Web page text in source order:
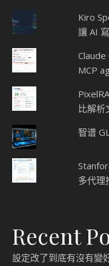
Kiro
讓 AI
Claude
MCP
比解析
智谱
多代理
Recent
設定改了到底有沒有變